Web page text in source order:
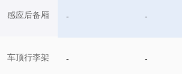
感应后备厢
车顶行李架
- -
- -